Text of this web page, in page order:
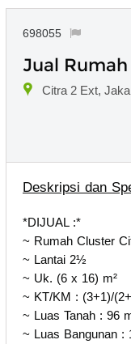
698055
Jual
Citra 2 Ext,
Deskripsi dan
*DIJUAL :*
~ Rumah Cluster
~ Lantai 2½
~ Uk. (6 x 16) m²
~ KT/KM : (3+1)/
~ Luas Tanah : 96
~ Luas Bangunan :